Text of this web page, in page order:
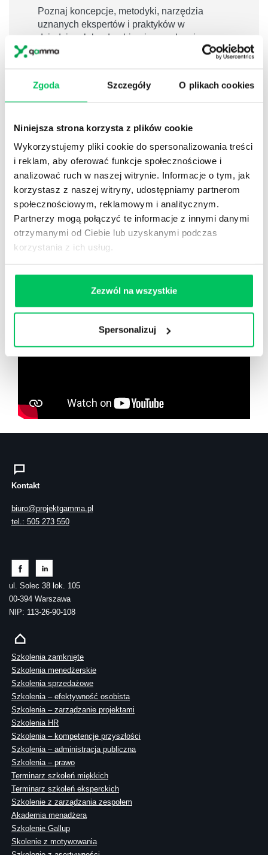
Zgoda Szczegóły O plikach cookies
Niniejsza strona korzysta z plików cookie
Wykorzystujemy pliki cookie do spersonalizowania treści
i reklam, aby oferować funkcje społecznościowe i
analizować ruch w naszej witrynie. Informacje o tym, jak
korzystasz z naszej witryny, udostępniamy partnerom
społecznościowym, reklamowym i analitycznym.
Partnerzy mogą połączyć te informacje z innymi danymi
otrzymanymi od Ciebie lub uzyskanymi podczas
korzystania z ich usług.
Zezwól na wszystkie
Spersonalizuj
Poznaj koncepcje, metodyki, narzędzia
uznanych ekspertów i praktyków w
dziedzinach leadershipu i zarządzania,
sprzedaży, zarządzania projektami czy
800 pigułek wiedzy
40 filmów edukacyjnych
i wiele więcej
Nowy użytkownik?
Zarejestruj się
Zobacz co znajdzieszw
wikiGamma+
Kontakt
biuro@projektgamma.pl
tel.: 505 273 550
ul. Solec 38 lok. 105
00-394 Warszawa
NIP: 113-26-90-108
Szkolenia zamknięte
Szkolenia menedżerskie
Szkolenia sprzedażowe
Szkolenia – efektywność osobista
Szkolenia – zarządzanie projektami
Szkolenia HR
Szkolenia – kompetencje przyszłości
Szkolenia – administracja publiczna
Szkolenia – prawo
Terminarz szkoleń miękkich
Terminarz szkoleń eksperckich
Szkolenie z zarządzania zespołem
Akademia menadżera
Szkolenie Gallup
Skolenie z motywowania